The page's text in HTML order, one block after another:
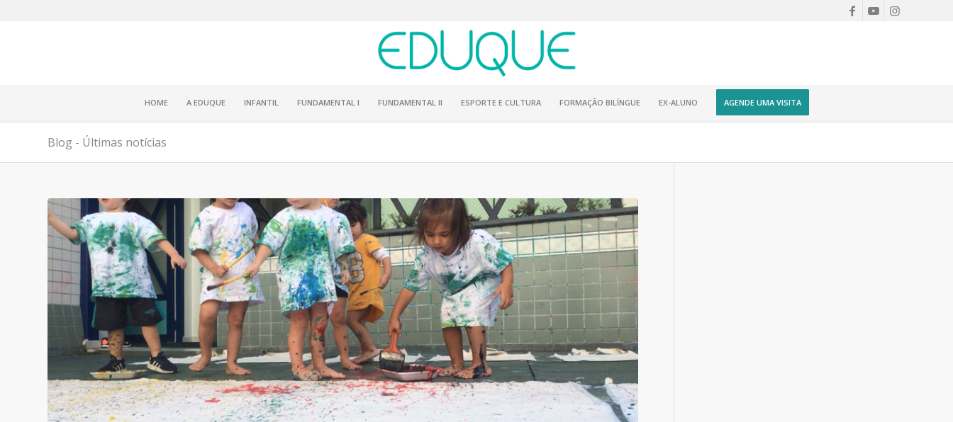
HOME A EDUQUE INFANTIL FUNDAMENTAL I FUNDAMENTAL II ESPORTE E CULTURA FORMAÇÃO BILÍNGUE EX-ALUNO AGENDE UMA VISITA
Blog - Últimas notícias